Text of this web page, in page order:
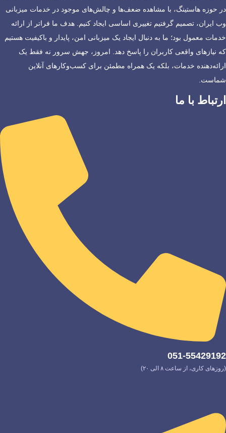
در حوزه هاستینگ، با مشاهده ضعف‌ها و چالش‌های موجود در خدمات میزبانی
وب ایران، تصمیم گرفتیم تغییری اساسی ایجاد کنیم. هدف ما فراتر از ارائه
خدمات معمول بود؛ ما به دنبال ایجاد یک میزبانی امن، پایدار و باکیفیت هستیم
که نیازهای واقعی کاربران را پاسخ دهد. امروز، جهش سرور نه فقط یک
ارائه‌دهنده خدمات، بلکه یک همراه مطمئن برای کسب‌وکارهای آنلاین
شماست.
ارتباط با ما
051-55429192
(روزهای کاری، از ساعت ۸ الی ۲۰)